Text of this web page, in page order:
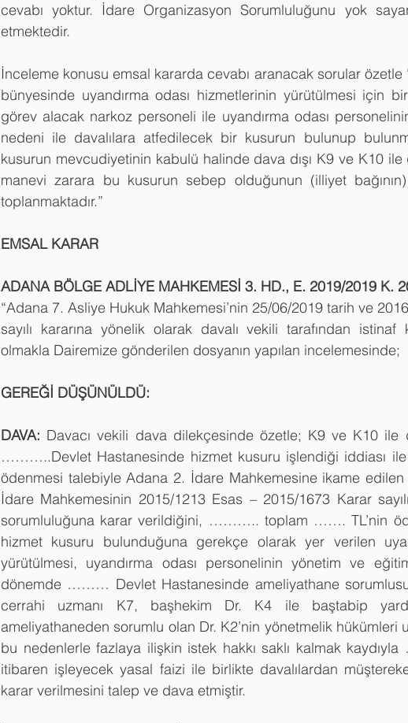
cevabı yoktur. İdare Organizasyon Sorumluluğunu yok
etmektedir.
İnceleme konusu emsal kararda cevabı aranacak sorular
bünyesinde uyandırma odası hizmetlerinin yürütülmesi için
görev alacak narkoz personeli ile uyandırma odası
nedeni ile davalılara atfedilecek bir kusurun bulunup
kusurun mevcudiyetinin kabulü halinde dava dışı K9 ve K10
manevi zarara bu kusurun sebep olduğunun (illiyet bağının)
toplanmaktadır.”
EMSAL KARAR
ADANA BÖLGE ADLİYE MAHKEMESİ 3. HD., E. 2019/2019 K.
“Adana 7. Asliye Hukuk Mahkemesi’nin 25/06/2019 tarih ve
sayılı kararına yönelik olarak davalı vekili tarafından
olmakla Dairemize gönderilen dosyanın yapılan incelemesinde;
GEREĞİ DÜŞÜNÜLDÜ:
DAVA: Davacı vekili dava dilekçesinde özetle; K9 ve K10 ile
………..Devlet Hastanesinde hizmet kusuru işlendiği iddiası
ödenmesi talebiyle Adana 2. İdare Mahkemesine ikame
İdare Mahkemesinin 2015/1213 Esas – 2015/1673 Karar
sorumluluğuna karar verildiğini, ……….. toplam ……. TL’nin
hizmet kusuru bulunduğuna gerekçe olarak yer verilen
yürütülmesi, uyandırma odası personelinin yönetim ve
dönemde ……… Devlet Hastanesinde ameliyathane
cerrahi uzmanı K7, başhekim Dr. K4 ile baştabip
ameliyathaneden sorumlu olan Dr. K2’nin yönetmelik hükümleri
bu nedenlerle fazlaya ilişkin istek hakkı saklı kalmak
itibaren işleyecek yasal faizi ile birlikte davalılardan
karar verilmesini talep ve dava etmiştir.